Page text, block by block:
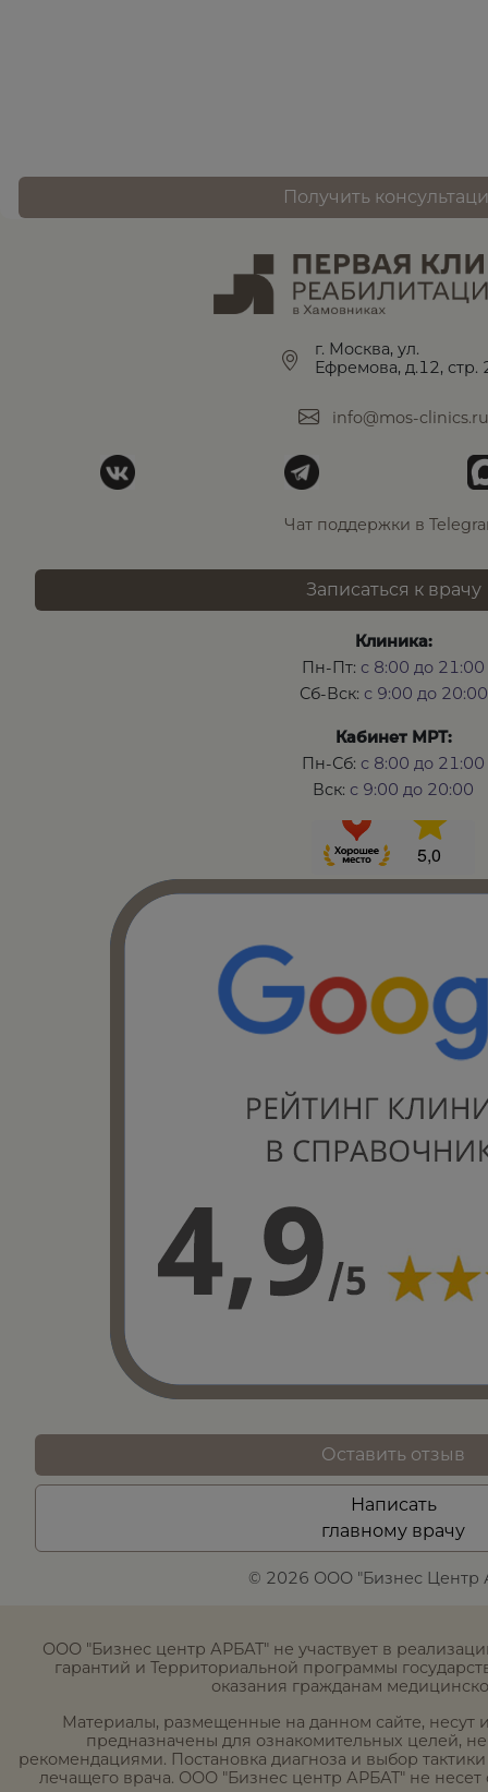
Получить
г. Москва, ул.
Ефремова, д.12, стр.
info@mos-clinics.ru
Чат поддержки в
Записаться к врачу
Клиника:
Пн-Пт: с 8:00 до 21:00
Сб-Вск: с 9:00 до 20:00
Кабинет МРТ:
Пн-Сб: с 8:00 до 21:00
Вск: с 9:00 до 20:00
© 2026 ООО "Бизнес Центр
Оставить отзыв
Написать
главному врачу
ООО "Бизнес центр АРБАТ" не участвует в
гарантий и Территориальной программы
оказания гражданам
Материалы, размещенные на данном сайте,
предназначены для ознакомительных целей,
рекомендациями. Постановка диагноза и выбор
лечащего врача. ООО "Бизнес центр АРБАТ" не несет